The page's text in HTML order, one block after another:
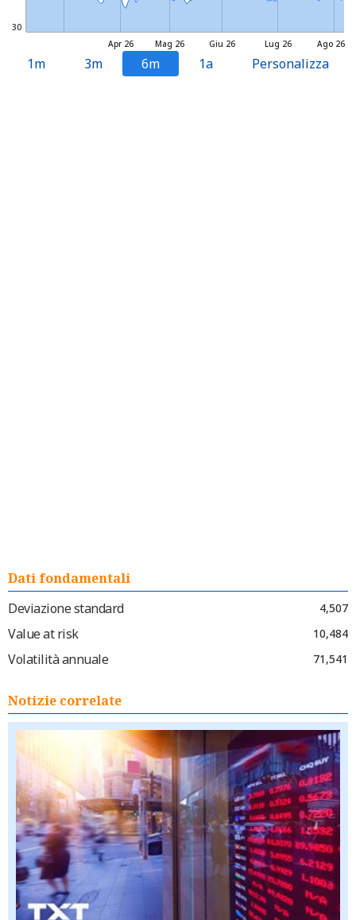
Mag 26 Lug 26
Apr 26 Giu 26 Ago 26
30
1m 3m 6m 1a Personalizza
Dati fondamentali
Deviazione standard
4,507
Value at risk 10,484
Volatilità annuale 71,541
Notizie correlate